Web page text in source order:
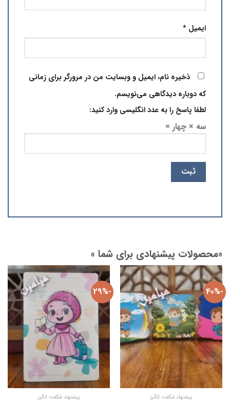
ایمیل *
ذخیره نام، ایمیل و وبسایت من در مرورگر برای زمانی
که دوباره دیدگاهی می‌نویسم.
لطفا پاسخ را به عدد انگلیسی وارد کنید:
سه × چهار =
«محصولات پیشنهادی برای شما »
-40%
پیشنهاد شگفت انگیز
-29%
پیشنهاد شگفت انگیز